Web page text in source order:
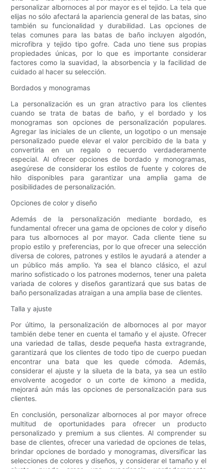
personalizar albornoces al por mayor es el tejido. La tela que
elijas no sólo afectará la apariencia general de las batas, sino
también su funcionalidad y durabilidad. Las opciones de
telas comunes para las batas de baño incluyen algodón,
microfibra y tejido tipo gofre. Cada uno tiene sus propias
propiedades únicas, por lo que es importante considerar
factores como la suavidad, la absorbencia y la facilidad de
cuidado al hacer su selección.
Bordados y monogramas
La personalización es un gran atractivo para los clientes
cuando se trata de batas de baño, y el bordado y los
monogramas son opciones de personalización populares.
Agregar las iniciales de un cliente, un logotipo o un mensaje
personalizado puede elevar el valor percibido de la bata y
convertirla en un regalo o recuerdo verdaderamente
especial. Al ofrecer opciones de bordado y monogramas,
asegúrese de considerar los estilos de fuente y colores de
hilo disponibles para garantizar una amplia gama de
posibilidades de personalización.
Opciones de color y diseño
Además de la personalización mediante bordado, es
fundamental ofrecer una gama de opciones de color y diseño
para tus albornoces al por mayor. Cada cliente tiene su
propio estilo y preferencias, por lo que ofrecer una selección
diversa de colores, patrones y estilos le ayudará a atender a
un público más amplio. Ya sea el blanco clásico, el azul
marino sofisticado o los patrones modernos, tener una paleta
variada de colores y diseños garantizará que sus batas de
baño personalizadas atraigan a una amplia base de clientes.
Talla y ajuste
Por último, la personalización de albornoces al por mayor
también debe tener en cuenta el tamaño y el ajuste. Ofrecer
una variedad de tallas, desde pequeña hasta extragrande,
garantizará que los clientes de todo tipo de cuerpo puedan
encontrar una bata que les quede cómoda. Además,
considerar el ajuste y la silueta de la bata, ya sea un estilo
envolvente acogedor o un corte de kimono a medida,
mejorará aún más las opciones de personalización para sus
clientes.
En conclusión, personalizar albornoces al por mayor ofrece
multitud de oportunidades para ofrecer un producto
personalizado y premium a sus clientes. Al comprender su
base de clientes, ofrecer una variedad de opciones de telas,
brindar opciones de bordado y monogramas, diversificar las
selecciones de colores y diseños, y considerar el tamaño y el